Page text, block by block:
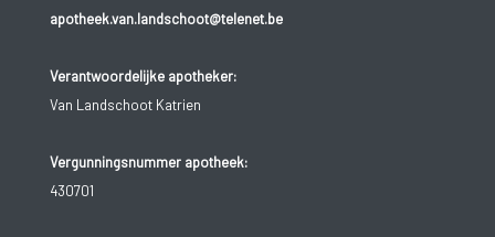
apotheek.van.landschoot@telenet.be
Verantwoordelijke apotheker:
Van Landschoot Katrien
Vergunningsnummer apotheek:
430701